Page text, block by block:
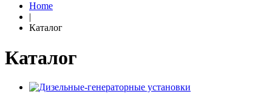
Home
|
Каталог
Каталог